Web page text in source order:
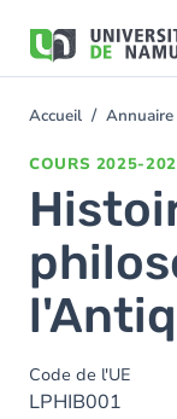
contenu
You
Accueil
COURS 2025-
Code de l'UE
LPHIB001